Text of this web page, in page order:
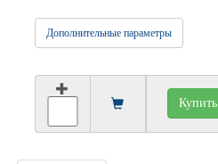
Дополнительные параметры
Купить